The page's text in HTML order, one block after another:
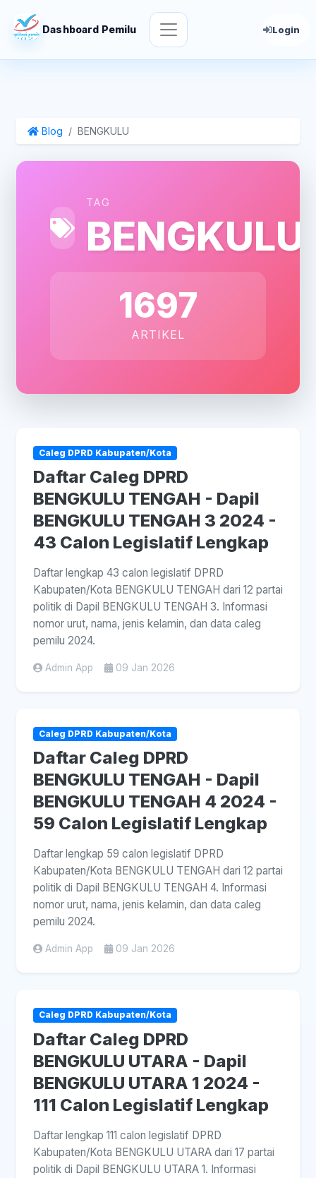
Dashboard Pemilu Login
Blog BENGKULU
TAG
BENGKULU
1697
ARTIKEL
Caleg DPRD Kabupaten/Kota
Daftar Caleg DPRD
BENGKULU TENGAH - Dapil
BENGKULU TENGAH 3 2024 -
43 Calon Legislatif Lengkap
Daftar lengkap 43 calon legislatif DPRD
Kabupaten/Kota BENGKULU TENGAH dari 12 partai
politik di Dapil BENGKULU TENGAH 3. Informasi
nomor urut, nama, jenis kelamin, dan data caleg
pemilu 2024.
Admin App 09 Jan 2026
Caleg DPRD Kabupaten/Kota
Daftar Caleg DPRD
BENGKULU TENGAH - Dapil
BENGKULU TENGAH 4 2024 -
59 Calon Legislatif Lengkap
Daftar lengkap 59 calon legislatif DPRD
Kabupaten/Kota BENGKULU TENGAH dari 12 partai
politik di Dapil BENGKULU TENGAH 4. Informasi
nomor urut, nama, jenis kelamin, dan data caleg
pemilu 2024.
Admin App 09 Jan 2026
Caleg DPRD Kabupaten/Kota
Daftar Caleg DPRD
BENGKULU UTARA - Dapil
BENGKULU UTARA 1 2024 -
111 Calon Legislatif Lengkap
Daftar lengkap 111 calon legislatif DPRD
Kabupaten/Kota BENGKULU UTARA dari 17 partai
politik di Dapil BENGKULU UTARA 1. Informasi